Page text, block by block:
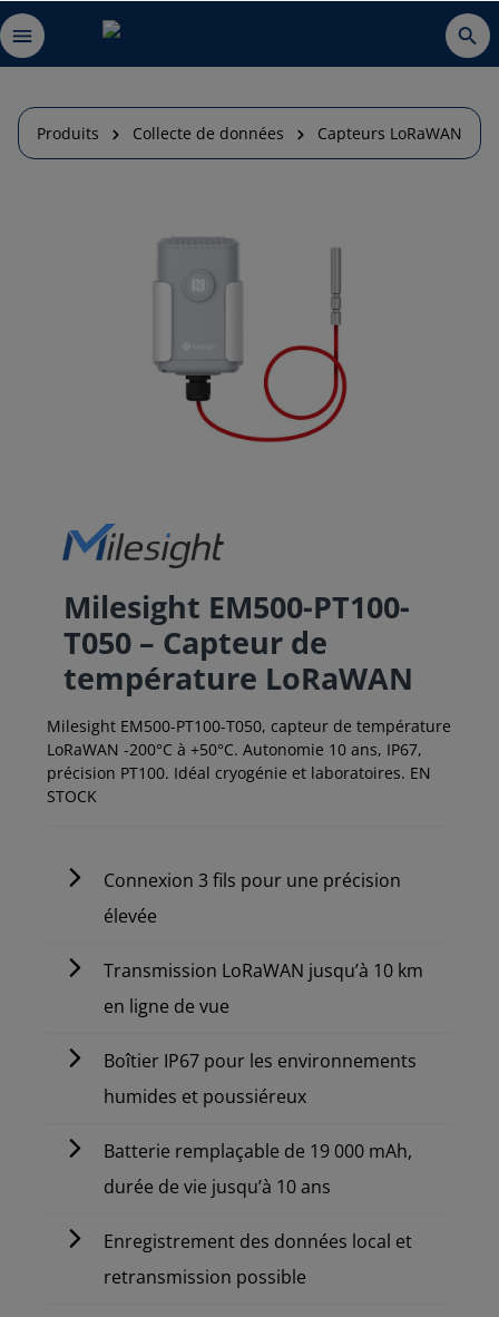
Produits Collecte de données Capteurs LoRaWAN
Milesight EM500-PT100-
T050 – Capteur de
température LoRaWAN
Milesight EM500-PT100-T050, capteur de température
LoRaWAN -200°C à +50°C. Autonomie 10 ans, IP67,
précision PT100. Idéal cryogénie et laboratoires. EN
STOCK
Connexion 3 fils pour une précision
élevée
Transmission LoRaWAN jusqu’à 10 km
en ligne de vue
Boîtier IP67 pour les environnements
humides et poussiéreux
Batterie remplaçable de 19 000 mAh,
durée de vie jusqu’à 10 ans
Enregistrement des données local et
retransmission possible